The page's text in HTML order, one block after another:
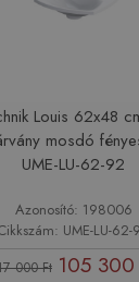
Louis 62x48
mosdó
UME-LU-62-92
Azonosító: 198006
UME-LU-62-
000 Ft 105